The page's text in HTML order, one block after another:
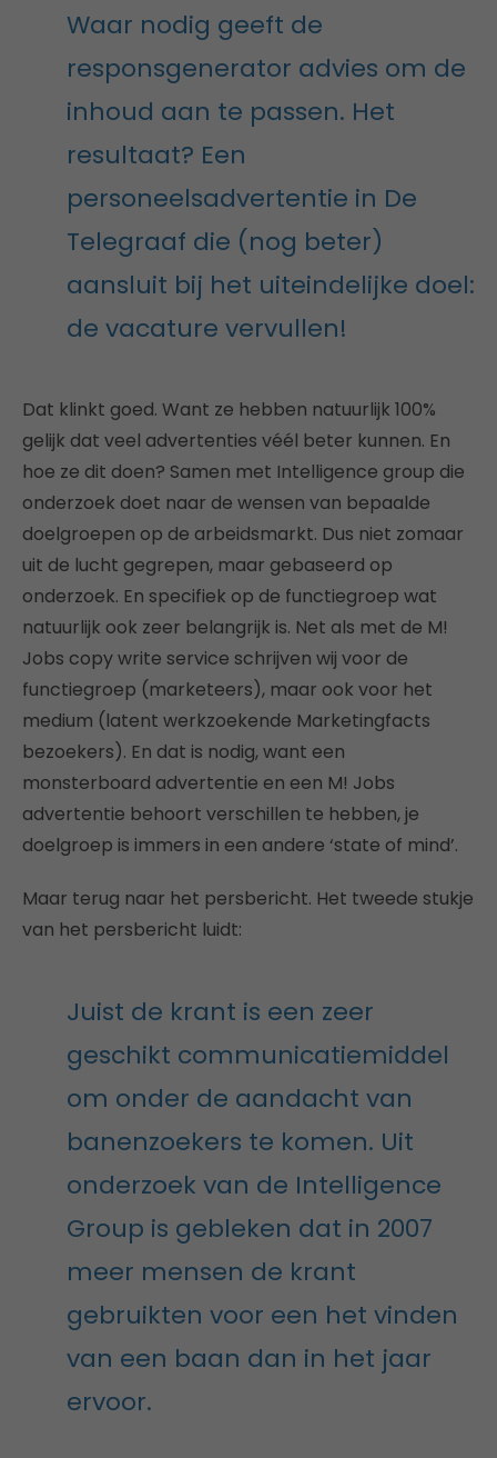
Waar nodig geeft de
responsgenerator advies om de
inhoud aan te passen. Het
resultaat? Een
personeelsadvertentie in De
Telegraaf die (nog beter)
aansluit bij het uiteindelijke doel:
de vacature vervullen!
Dat klinkt goed. Want ze hebben natuurlijk 100%
gelijk dat veel advertenties véél beter kunnen. En
hoe ze dit doen? Samen met Intelligence group die
onderzoek doet naar de wensen van bepaalde
doelgroepen op de arbeidsmarkt. Dus niet zomaar
uit de lucht gegrepen, maar gebaseerd op
onderzoek. En specifiek op de functiegroep wat
natuurlijk ook zeer belangrijk is. Net als met de M!
Jobs copy write service schrijven wij voor de
functiegroep (marketeers), maar ook voor het
medium (latent werkzoekende Marketingfacts
bezoekers). En dat is nodig, want een
monsterboard advertentie en een M! Jobs
advertentie behoort verschillen te hebben, je
doelgroep is immers in een andere ‘state of mind’.
Maar terug naar het persbericht. Het tweede stukje
van het persbericht luidt:
Juist de krant is een zeer
geschikt communicatiemiddel
om onder de aandacht van
banenzoekers te komen. Uit
onderzoek van de Intelligence
Group is gebleken dat in 2007
meer mensen de krant
gebruikten voor een het vinden
van een baan dan in het jaar
ervoor.